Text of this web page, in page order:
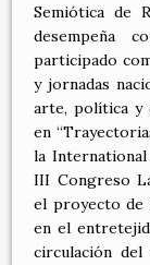
Semiótica de
desempeña
participado
y jornadas
arte, política y
en
la
III Congreso
el proyecto de
en el
circulación